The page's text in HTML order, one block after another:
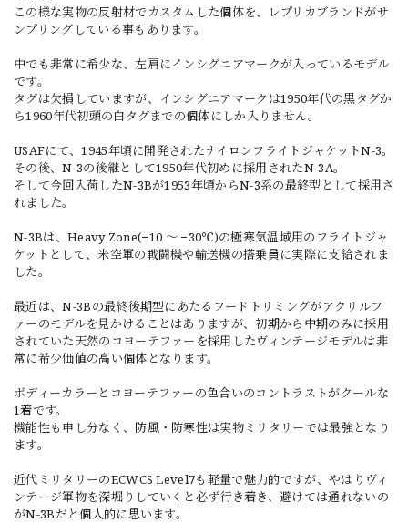
この様な実物の反射材でカスタムした個体を、レプリカブランドがサ
ンプリングしている事もあります。
中でも非常に希少な、左肩にインシグニアマークが入っているモデル
です。
タグは欠損していますが、インシグニアマークは1950年代の黒タグか
ら1960年代初頭の白タグまでの個体にしか入りません。
USAFにて、1945年頃に開発されたナイロンフライトジャケットN-3。
その後、N-3の後継として1950年代初めに採用されたN-3A。
そして今回入荷したN-3Bが1953年頃からN-3系の最終型として採用さ
れました。
N-3Bは、Heavy Zone(−10 ～ −30℃)の極寒気温域用のフライトジャ
ケットとして、米空軍の戦闘機や輸送機の搭乗員に実際に支給されま
した。
最近は、N-3Bの最終後期型にあたるフードトリミングがアクリルフ
ァーのモデルを見かけることはありますが、初期から中期のみに採用
されていた天然のコヨーテファーを採用したヴィンテージモデルは非
常に希少価値の高い個体となります。
ボディーカラーとコヨーテファーの色合いのコントラストがクールな
1着です。
機能性も申し分なく、防風・防寒性は実物ミリタリーでは最強となり
ます。
近代ミリタリーのECWCS Level7も軽量で魅力的ですが、やはりヴィ
ンテージ軍物を深堀りしていくと必ず行き着き、避けては通れないの
がN-3Bだと個人的に思います。